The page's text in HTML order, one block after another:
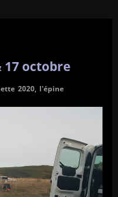
17 octobre
2020, l'épine